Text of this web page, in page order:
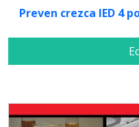
Preven crezca IED 4